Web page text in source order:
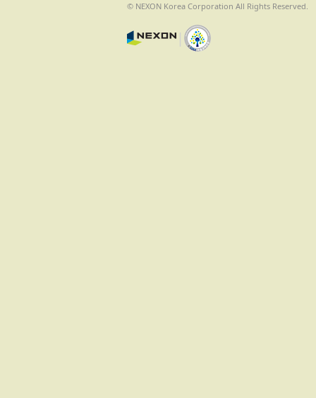
© NEXON Korea Corporation All Rights Reserved.
|